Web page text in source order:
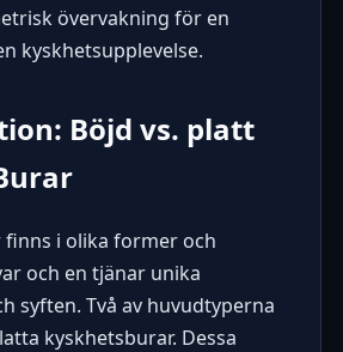
övervakning för en
kyskhetsupplevelse.
Böjd vs. platt
finns i olika former och
och en tjänar unika
syften. Två av huvudtyperna
kyskhetsburar. Dessa